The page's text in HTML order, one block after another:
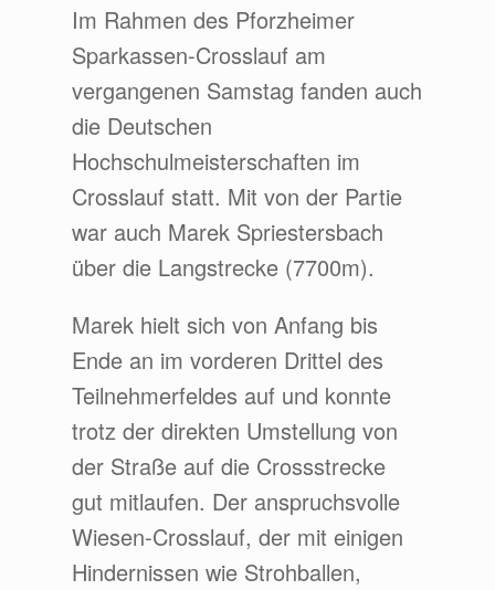
Im Rahmen des Pforzheimer
Sparkassen-Crosslauf am
vergangenen Samstag fanden auch
die Deutschen
Hochschulmeisterschaften im
Crosslauf statt. Mit von der Partie
war auch Marek Spriestersbach
über die Langstrecke (7700m).
Marek hielt sich von Anfang bis
Ende an im vorderen Drittel des
Teilnehmerfeldes auf und konnte
trotz der direkten Umstellung von
der Straße auf die Crossstrecke
gut mitlaufen. Der anspruchsvolle
Wiesen-Crosslauf, der mit einigen
Hindernissen wie Strohballen,